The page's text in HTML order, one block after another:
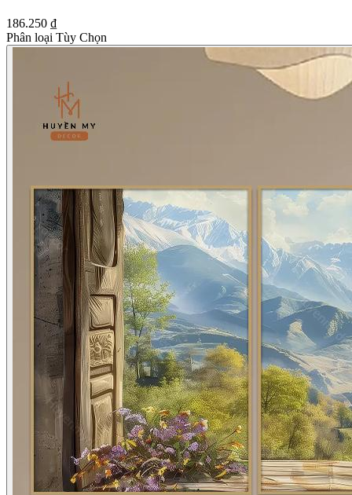
186.250 ₫
Phân loại Tùy Chọn